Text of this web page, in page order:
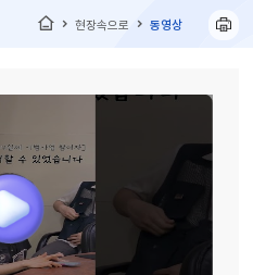
현장속으로 동영상